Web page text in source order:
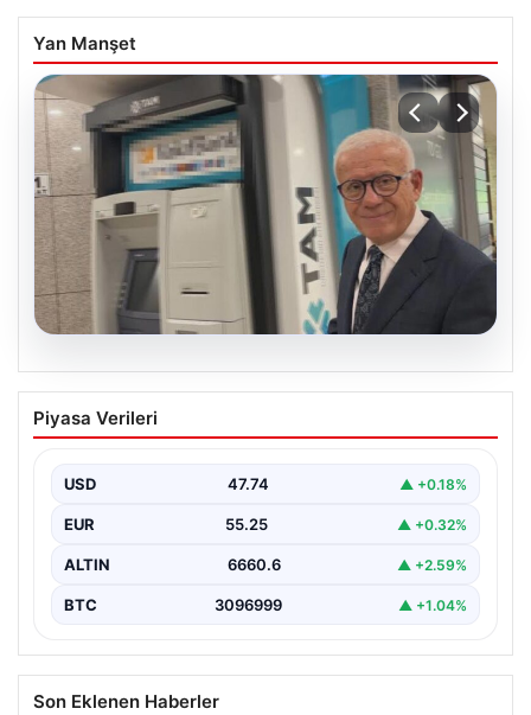
Yan Manşet
06.08.2026
Ertuğrul Özkök ifade verdi. “Aklımın
ucundan bile geçmez”
Piyasa Verileri
USD 47.74 ▲ +0.18%
EUR 55.25 ▲ +0.32%
ALTIN 6660.6 ▲ +2.59%
BTC 3096999 ▲ +1.04%
Son Eklenen Haberler